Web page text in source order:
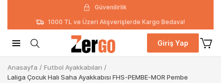
Güvenilirlik
1000 TL ve Üzeri Alışverişlerde Kargo Bedava!
Giriş Yap
Anasayfa / Futbol Ayakkabıları /
Laliga Çocuk Halı Saha Ayakkabısı FHS-PEMBE-MOR Pembe